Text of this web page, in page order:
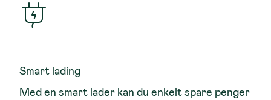
Smart lading
Med en smart lader kan du enkelt spare penger